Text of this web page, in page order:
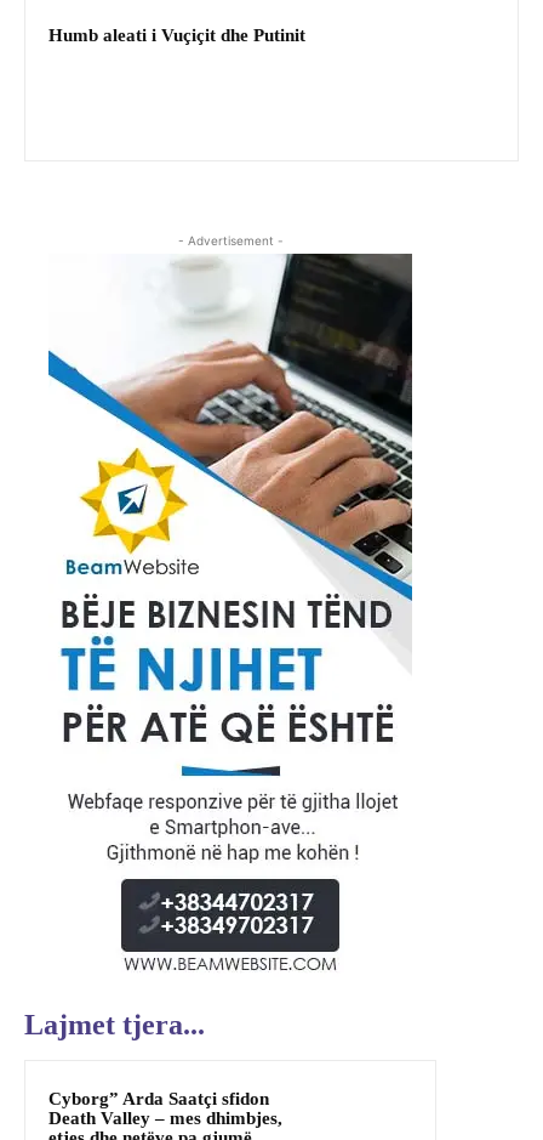
Humb aleati i Vuçiçit dhe Putinit
- Advertisement -
Lajmet tjera...
Cyborg” Arda Saatçi sfidon
Death Valley – mes dhimbjes,